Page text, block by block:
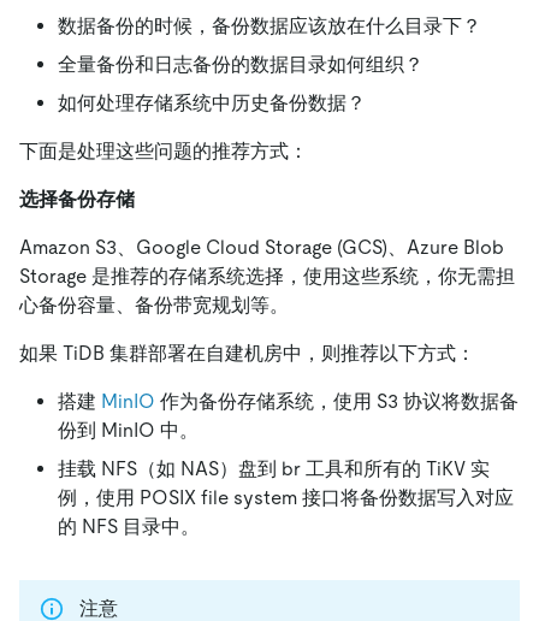
数据备份的时候，备份数据应该放在什么目录下？
全量备份和日志备份的数据目录如何组织？
如何处理存储系统中历史备份数据？
下面是处理这些问题的推荐方式：
选择备份存储
Amazon S3、Google Cloud Storage (GCS)、Azure Blob
Storage 是推荐的存储系统选择，使用这些系统，你无需担
心备份容量、备份带宽规划等。
如果 TiDB 集群部署在自建机房中，则推荐以下方式：
搭建 MinIO 作为备份存储系统，使用 S3 协议将数据备
份到 MinIO 中。
挂载 NFS（如 NAS）盘到 br 工具和所有的 TiKV 实
例，使用 POSIX file system 接口将备份数据写入对应
的 NFS 目录中。
注意